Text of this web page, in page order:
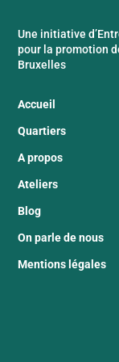
Une initiative
pour la promotion
Bruxelles
Accueil
Quartiers
A propos
Ateliers
Blog
On parle de nous
Mentions légales